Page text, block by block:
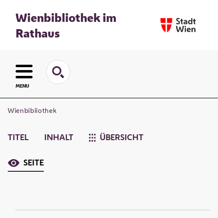
Wienbibliothek im
Rathaus
MENU
Wienbibliothek
TITEL INHALT ÜBERSICHT
SEITE